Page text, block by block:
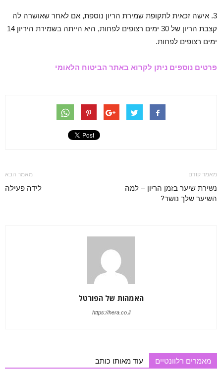
3. אישה זכאית לתקופת שמירת הריון נוספת, אם לאחר שאושרה לה
קצבת הריון של 30 ימים רצופים לפחות, היא הייתה בשמירת היריון 14
ימים רצופים לפחות.
פרטים נוספים ניתן לקרוא באתר הביטוח הלאומי
מאמר קודם
נשירת שיער בזמן הריון – למה
השיער שלך נושר?
מאמר הבא
לידה פעילה
האמהות של הפורטל
https://hera.co.il
מאמרים רלוונטיים עוד מאותו כותב